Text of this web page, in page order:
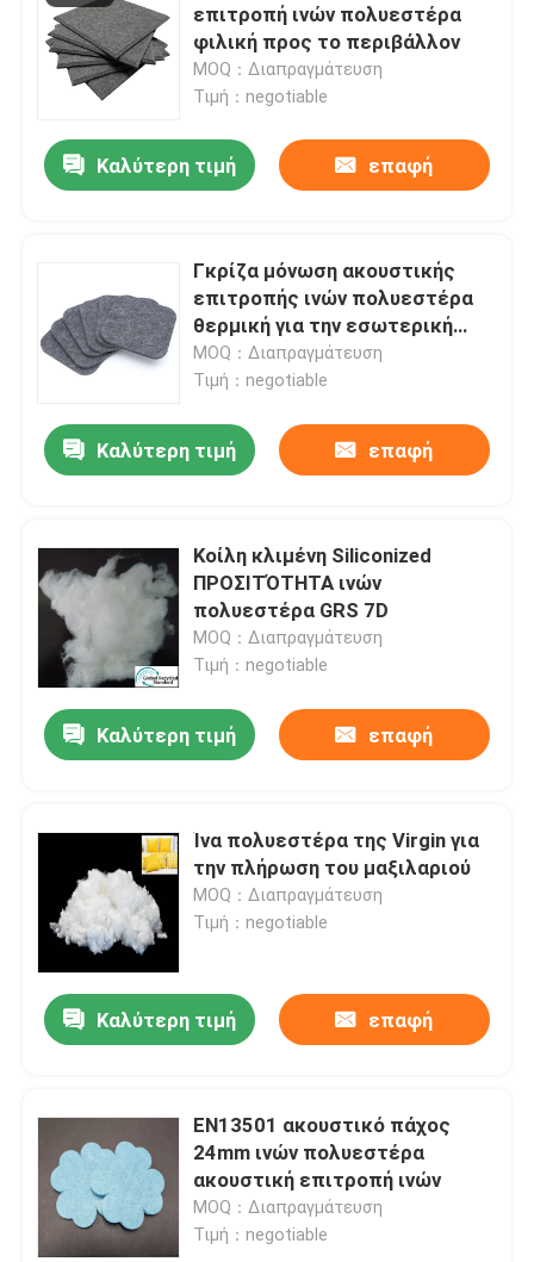
επιτροπή ινών πολυεστέρα
φιλική προς το περιβάλλον
MOQ：Διαπραγμάτευση
Τιμή：negotiable
Καλύτερη τιμή επαφή
Γκρίζα μόνωση ακουστικής
επιτροπής ινών πολυεστέρα
θερμική για την εσωτερική
διακόσμηση
MOQ：Διαπραγμάτευση
Τιμή：negotiable
Καλύτερη τιμή επαφή
Κοίλη κλιμένη Siliconized
ΠΡΟΣΙΤΌΤΗΤΑ ινών
πολυεστέρα GRS 7D
MOQ：Διαπραγμάτευση
Τιμή：negotiable
Καλύτερη τιμή επαφή
Ίνα πολυεστέρα της Virgin για
την πλήρωση του μαξιλαριού
MOQ：Διαπραγμάτευση
Τιμή：negotiable
Καλύτερη τιμή επαφή
EN13501 ακουστικό πάχος
24mm ινών πολυεστέρα
ακουστική επιτροπή ινών
MOQ：Διαπραγμάτευση
Τιμή：negotiable